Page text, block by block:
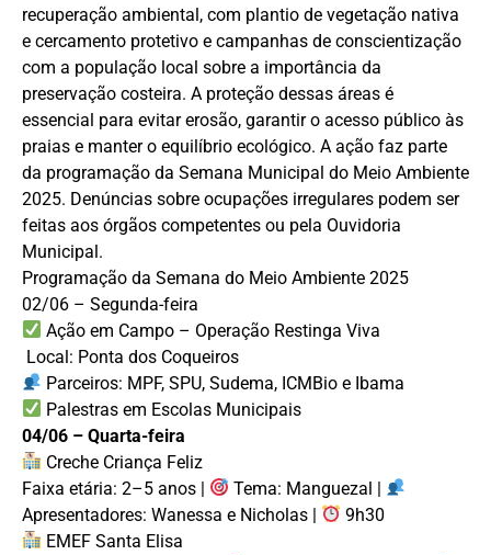
recuperação ambiental, com plantio de vegetação nativa
e cercamento protetivo e campanhas de conscientização
com a população local sobre a importância da
preservação costeira. A proteção dessas áreas é
essencial para evitar erosão, garantir o acesso público às
praias e manter o equilíbrio ecológico. A ação faz parte
da programação da Semana Municipal do Meio Ambiente
2025. Denúncias sobre ocupações irregulares podem ser
feitas aos órgãos competentes ou pela Ouvidoria
Municipal.
Programação da Semana do Meio Ambiente 2025
02/06 – Segunda-feira
Ação em Campo – Operação Restinga Viva
Local: Ponta dos Coqueiros
Parceiros: MPF, SPU, Sudema, ICMBio e Ibama
Palestras em Escolas Municipais
04/06 – Quarta-feira
Creche Criança Feliz
Faixa etária: 2–5 anos |
Tema: Manguezal |
Apresentadores: Wanessa e Nicholas |
9h30
EMEF Santa Elisa